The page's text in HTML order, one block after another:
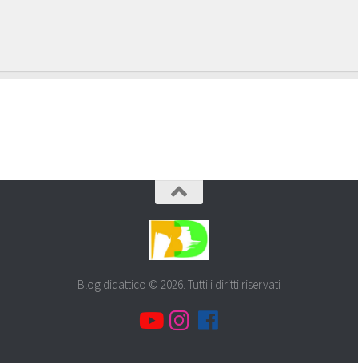
Blog didattico © 2026. Tutti i diritti riservati